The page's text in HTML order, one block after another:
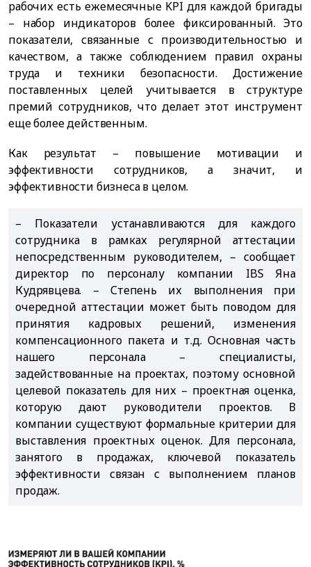
рабочих есть ежемесячные KPI для каждой бригады
– набор индикаторов более фиксированный. Это
показатели, связанные с производительностью и
качеством, а также соблюдением правил охраны
труда и техники безопасности. Достижение
поставленных целей учитывается в структуре
премий сотрудников, что делает этот инструмент
еще более действенным.
Как результат – повышение мотивации и
эффективности сотрудников, а значит, и
эффективности бизнеса в целом.
– Показатели устанавливаются для каждого
сотрудника в рамках регулярной аттестации
непосредственным руководителем, – сообщает
директор по персоналу компании IBS Яна
Кудрявцева. – Степень их выполнения при
очередной аттестации может быть поводом для
принятия кадровых решений, изменения
компенсационного пакета и т.д. Основная часть
нашего персонала – специалисты,
задействованные на проектах, поэтому основной
целевой показатель для них – проектная оценка,
которую дают руководители проектов. В
компании существуют формальные критерии для
выставления проектных оценок. Для персонала,
занятого в продажах, ключевой показатель
эффективности связан с выполнением планов
продаж.